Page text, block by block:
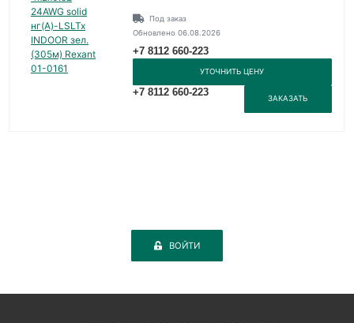
Под заказ
Обновлено 06.08.2026
+7 8112 660-223
УТОЧНИТЬ ЦЕНУ
+7 8112 660-223
ЗАКАЗАТЬ
ВОЙТИ